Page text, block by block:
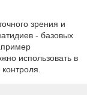
зрения и
- базовых
использовать в